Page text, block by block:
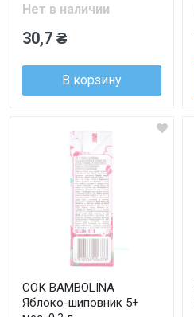
Нет в наличии
30,7 ₴
В корзину
СОК BAMBOLINA
Яблоко-шиповник 5+